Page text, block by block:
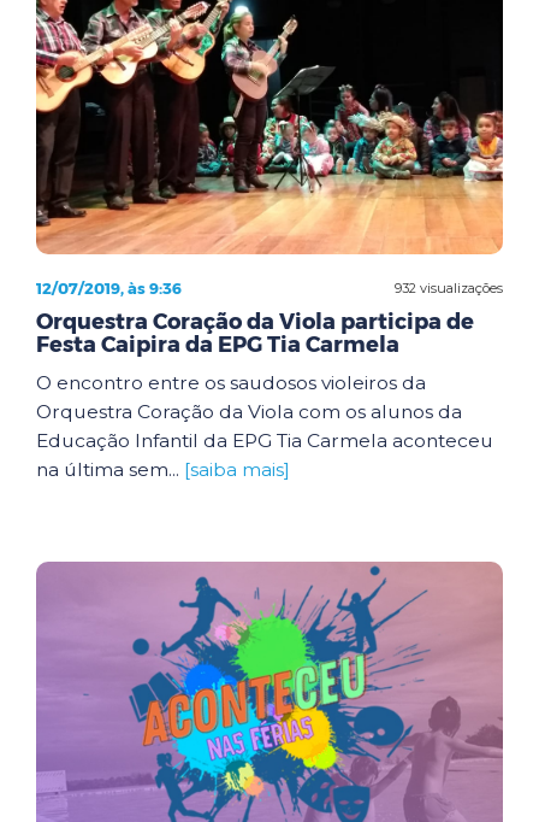
932 visualizações
12/07/2019, às 9:36
Orquestra Coração da Viola participa de
Festa Caipira da EPG Tia Carmela
O encontro entre os saudosos violeiros da
Orquestra Coração da Viola com os alunos da
Educação Infantil da EPG Tia Carmela aconteceu
na última sem... [saiba mais]